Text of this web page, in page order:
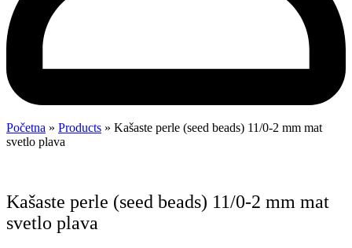
Početna » Products » Kašaste perle (seed beads) 11/0-2 mm mat
svetlo plava
Kašaste perle (seed beads) 11/0-2 mm mat
svetlo plava